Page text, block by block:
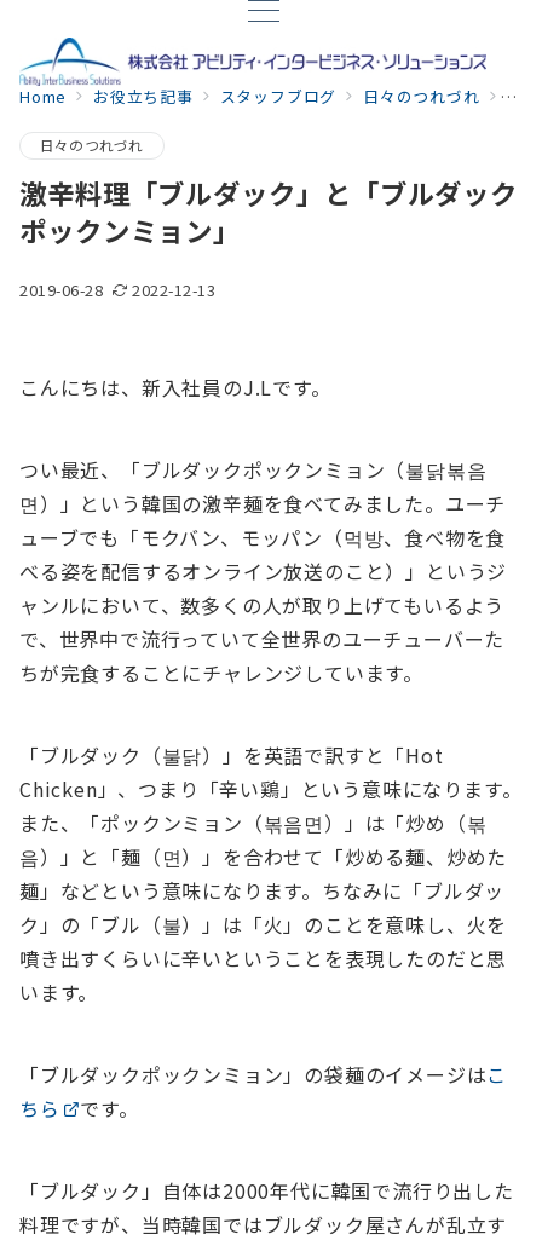
Home お役立ち記事 スタッフブログ 日々のつれづれ 激
日々のつれづれ
激辛料理「ブルダック」と「ブルダック
ポックンミョン」
2019-06-28 2022-12-13
こんにちは、新入社員のJ.Lです。
つい最近、「ブルダックポックンミョン（불닭볶음
면）」という韓国の激辛麺を食べてみました。ユーチ
ューブでも「モクバン、モッパン（먹방、食べ物を食
べる姿を配信するオンライン放送のこと）」というジ
ャンルにおいて、数多くの人が取り上げてもいるよう
で、世界中で流行っていて全世界のユーチューバーた
ちが完食することにチャレンジしています。
「ブルダック（불닭）」を英語で訳すと「Hot
Chicken」、つまり「辛い鶏」という意味になります。
また、「ポックンミョン（볶음면）」は「炒め（볶
음）」と「麺（면）」を合わせて「炒める麺、炒めた
麺」などという意味になります。ちなみに「ブルダッ
ク」の「ブル（불）」は「火」のことを意味し、火を
噴き出すくらいに辛いということを表現したのだと思
います。
「ブルダックポックンミョン」の袋麺のイメージはこ
ちら
です。
「ブルダック」自体は2000年代に韓国で流行り出した
料理ですが、当時韓国ではブルダック屋さんが乱立す